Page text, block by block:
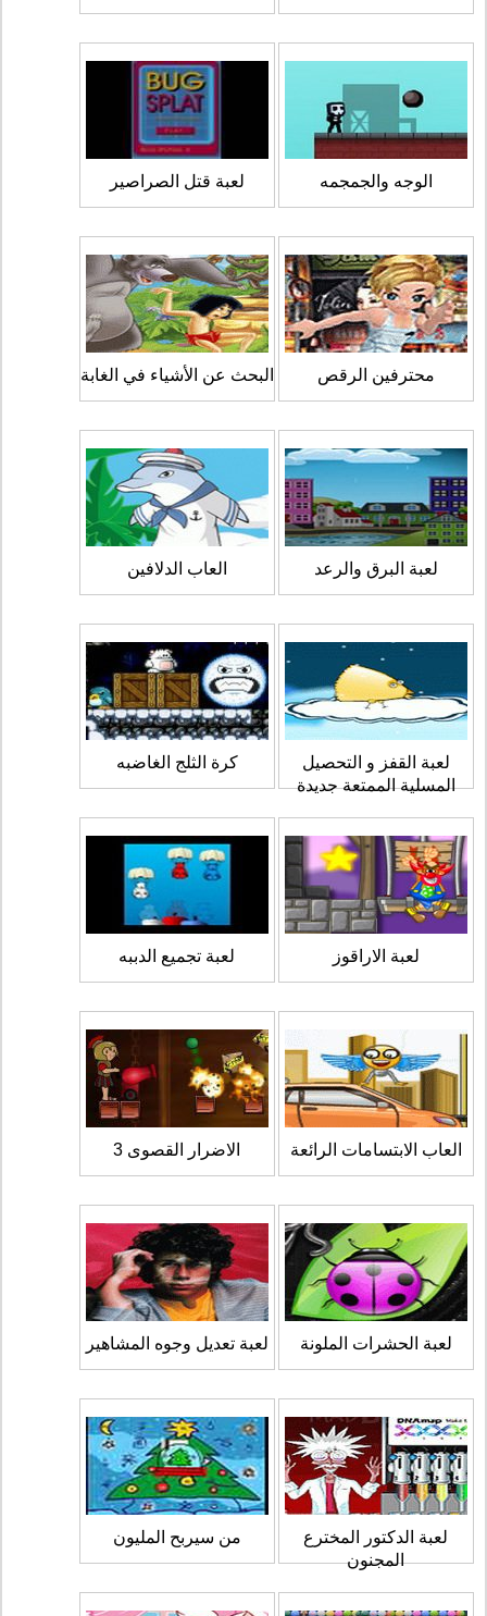
الوجه والجمجمه لعبة قتل الصراصير
محترفين الرقص البحث عن الأشياء في الغابة
لعبة البرق والرعد العاب الدلافين
لعبة القفز و التحصيل
المسلية الممتعة جديدة
كرة الثلج الغاضبه
لعبة الاراقوز لعبة تجميع الدببه
العاب الابتسامات الرائعة الاضرار القصوى 3
لعبة الحشرات الملونة لعبة تعديل وجوه المشاهير
لعبة الدكتور المخترع
المجنون
من سيربح المليون